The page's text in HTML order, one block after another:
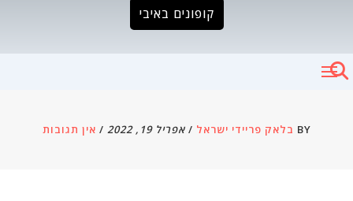
קופונים באיבי
BY בלאק פריידי ישראל /אפריל 19, 2022 / אין תגובות